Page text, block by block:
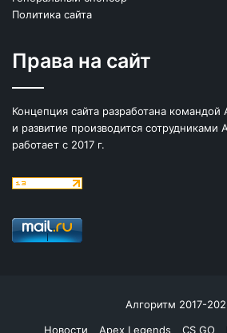
Политика сайта
Права на сайт
Концепция сайта разработана
и развитие производится сотрудниками
работает с 2017 г.
Алгоритм 2017-
Новости
Apex Legends CS GO